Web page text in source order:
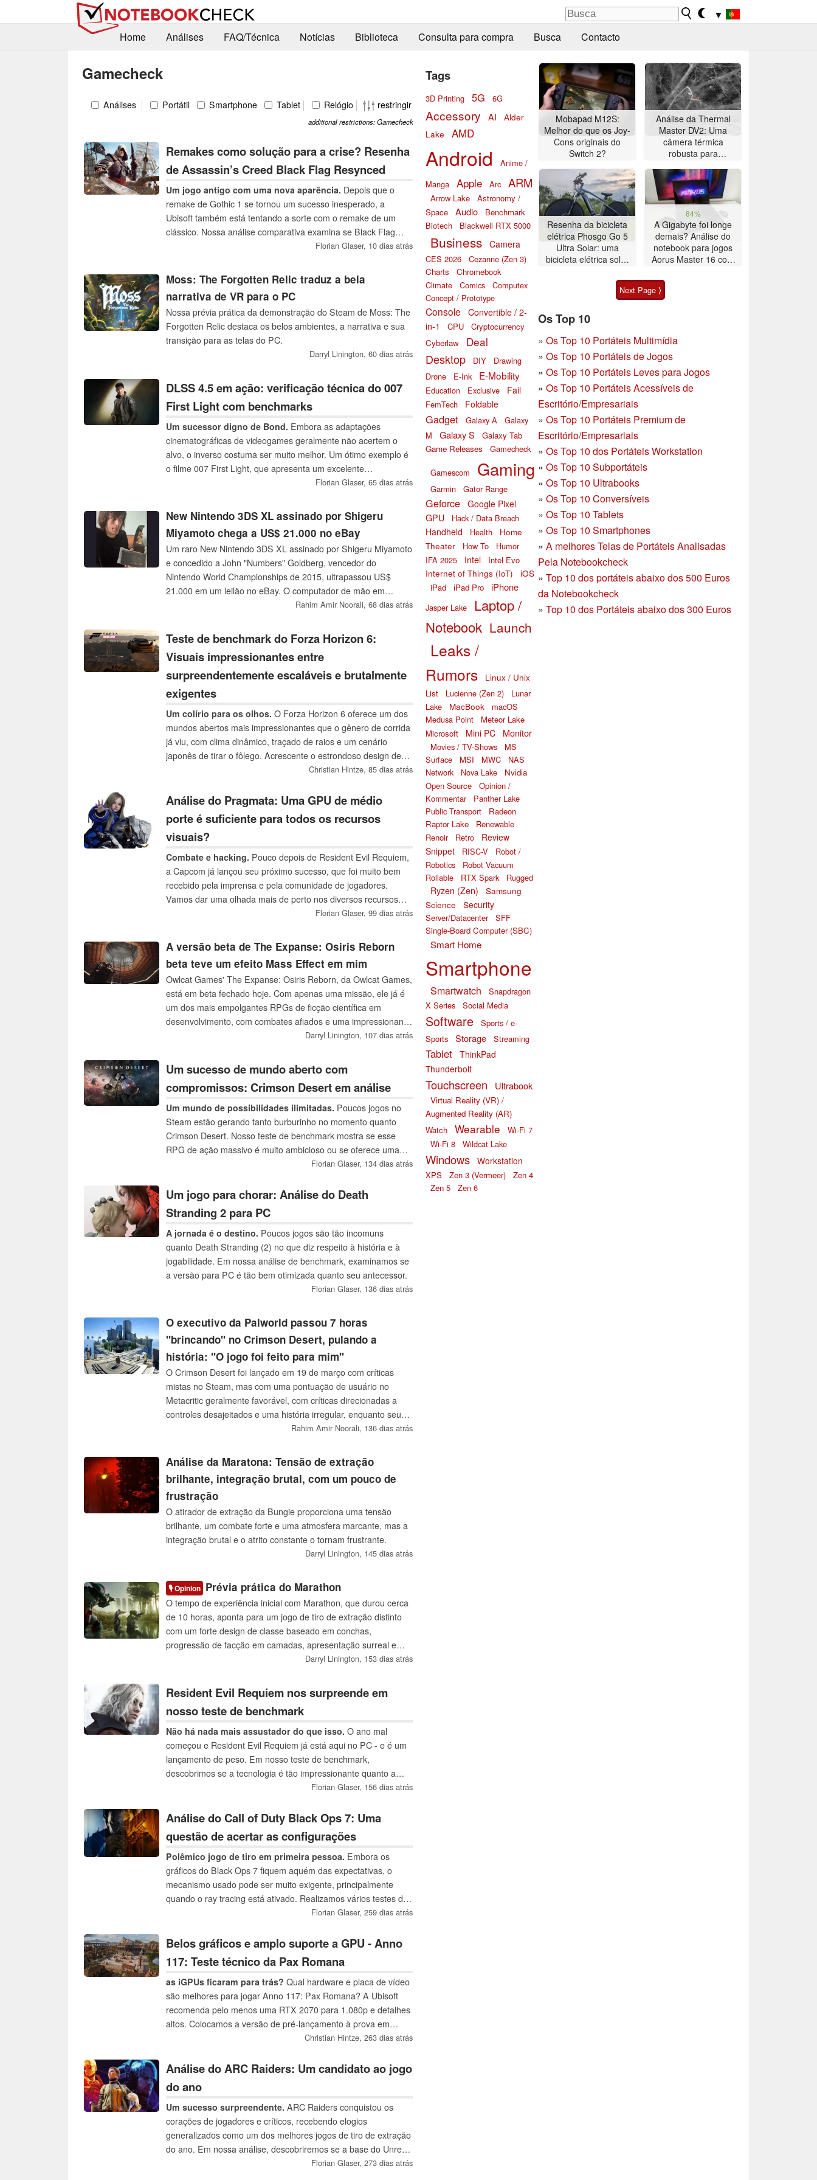
▼
Home
Análises FAQ/Técnica Notícias Biblioteca Consulta para compra Busca Contacto
Gamecheck
Análises Portátil Smartphone Tablet Relógio restringir
additional restrictions: Gamecheck
Remakes como solução para a crise? Resenha
de Assassin’s Creed Black Flag Resynced
Um jogo antigo com uma nova aparência. Depois que o
remake de Gothic 1 se tornou um sucesso inesperado, a
Ubisoft também está tentando a sorte com o remake de um
clássico. Nossa análise comparativa examina se Black Flag
Resynced cumpre o prometido em termos técnicos — e se
dificuldades.
Florian Glaser, 10 dias atrás
Moss: The Forgotten Relic traduz a bela
narrativa de VR para o PC
Nossa prévia prática da demonstração do Steam de Moss: The
Forgotten Relic destaca os belos ambientes, a narrativa e sua
transição para as telas do PC.
Darryl Linington, 60 dias atrás
DLSS 4.5 em ação: verificação técnica do 007
First Light com benchmarks
Um sucessor digno de Bond. Embora as adaptações
cinematográficas de videogames geralmente não acertem o
alvo, o inverso costuma ser muito melhor. Um ótimo exemplo é
o filme 007 First Light, que apresenta um excelente
desempenho. O que a jogabilidade e a tecnologia têm a
Florian Glaser, 65 dias atrás
New Nintendo 3DS XL assinado por Shigeru
Miyamoto chega a US$ 21.000 no eBay
Um raro New Nintendo 3DS XL assinado por Shigeru Miyamoto
e concedido a John "Numbers" Goldberg, vencedor do
Nintendo World Championships de 2015, ultrapassou US$
21.000 em um leilão no eBay. O computador de mão em
perfeitas condições, com a assinatura de Miyamoto e um
colecionadores devido à sua procedência e à raridade de
memorabilia da Nintendo assinada por Miyamoto.
Rahim Amir Noorali, 68 dias atrás
Teste de benchmark do Forza Horizon 6:
Visuais impressionantes entre
surpreendentemente escaláveis e brutalmente
exigentes
Um colírio para os olhos. O Forza Horizon 6 oferece um dos
mundos abertos mais impressionantes que o gênero de corrida
já viu, com clima dinâmico, traçado de raios e um cenário
japonês de tirar o fôlego. Acrescente o estrondoso design de
som do motor e o resultado é um verdadeiro título de exibição.
realmente exige? Nosso teste de benchmark revela quais
GPUs de laptop e desktop podem proporcionar taxas de
quadros suaves em Full HD, QHD e 4K.
Christian Hintze, 85 dias atrás
Análise do Pragmata: Uma GPU de médio
porte é suficiente para todos os recursos
visuais?
Combate e hacking. Pouco depois de Resident Evil Requiem,
a Capcom já lançou seu próximo sucesso, que foi muito bem
recebido pela imprensa e pela comunidade de jogadores.
Vamos dar uma olhada mais de perto nos diversos recursos
técnicos e examinar o desempenho do jogo.Florian Glaser, 99 dias atrás
A versão beta de The Expanse: Osiris Reborn
beta teve um efeito Mass Effect em mim
Owlcat Games' The Expanse: Osiris Reborn, da Owlcat Games,
está em beta fechado hoje. Com apenas uma missão, ele já é
um dos mais empolgantes RPGs de ficção científica em
desenvolvimento, com combates afiados e uma impressionante
Darryl Linington, 107 dias atrás
Um sucesso de mundo aberto com
compromissos: Crimson Desert em análise
Um mundo de possibilidades ilimitadas. Poucos jogos no
Steam estão gerando tanto burburinho no momento quanto
Crimson Desert. Nosso teste de benchmark mostra se esse
RPG de ação massivo é muito ambicioso ou se oferece uma
experiência surpreendentemente suave.Florian Glaser, 134 dias atrás
Um jogo para chorar: Análise do Death
Stranding 2 para PC
A jornada é o destino. Poucos jogos são tão incomuns
quanto Death Stranding (2) no que diz respeito à história e à
jogabilidade. Em nossa análise de benchmark, examinamos se
a versão para PC é tão bem otimizada quanto seu antecessor.
Florian Glaser, 136 dias atrás
O executivo da Palworld passou 7 horas
"brincando" no Crimson Desert, pulando a
história: "O jogo foi feito para mim"
O Crimson Desert foi lançado em 19 de março com críticas
mistas no Steam, mas com uma pontuação de usuário no
Metacritic geralmente favorável, com críticas direcionadas a
controles desajeitados e uma história irregular, enquanto seu
mundo aberto expansivo recebe elogios. O chefe de publicação
horas "brincando" e pulando a narrativa principal, chamando-o
de seu "jogo dos sonhos", enquanto a Pearl Abyss afirma que
os controles melhoram quando os jogadores se acostumam.
Rahim Amir Noorali, 136 dias atrás
Análise da Maratona: Tensão de extração
brilhante, integração brutal, com um pouco de
frustração
O atirador de extração da Bungie proporciona uma tensão
brilhante, um combate forte e uma atmosfera marcante, mas a
integração brutal e o atrito constante o tornam frustrante.
Darryl Linington, 145 dias atrás
🎙️ Opinion Prévia prática do Marathon
O tempo de experiência inicial com Marathon, que durou cerca
de 10 horas, aponta para um jogo de tiro de extração distinto
com um forte design de classe baseado em conchas,
progressão de facção em camadas, apresentação surreal e
uma interface de usuário densa que ainda precisa ser
Darryl Linington, 153 dias atrás
Resident Evil Requiem nos surpreende em
nosso teste de benchmark
Não há nada mais assustador do que isso. O ano mal
começou e Resident Evil Requiem já está aqui no PC - e é um
lançamento de peso. Em nosso teste de benchmark,
descobrimos se a tecnologia é tão impressionante quanto a
Florian Glaser, 156 dias atrás
Análise do Call of Duty Black Ops 7: Uma
questão de acertar as configurações
Polêmico jogo de tiro em primeira pessoa. Embora os
gráficos do Black Ops 7 fiquem aquém das expectativas, o
mecanismo usado pode ser muito exigente, principalmente
quando o ray tracing está ativado. Realizamos vários testes de
desempenho, incluindo o uso de upscaling e geração de
com o mais recente FPS da Activision.
Florian Glaser, 259 dias atrás
Belos gráficos e amplo suporte a GPU - Anno
117: Teste técnico da Pax Romana
as iGPUs ficaram para trás? Qual hardware e placa de vídeo
são melhores para jogar Anno 117: Pax Romana? A Ubisoft
recomenda pelo menos uma RTX 2070 para 1.080p e detalhes
altos. Colocamos a versão de pré-lançamento à prova em
Christian Hintze, 263 dias atrás
Análise do ARC Raiders: Um candidato ao jogo
do ano
Um sucesso surpreendente. ARC Raiders conquistou os
corações de jogadores e críticos, recebendo elogios
generalizados como um dos melhores jogos de tiro de extração
do ano. Em nossa análise, descobriremos se a base do Unreal
Engine 5 é tecnicamente satisfatória ou se, mais uma vez, o
Florian Glaser, 273 dias atrás
Tags
3D Printing 5G 6G
Accessory AI
Alder
Lake
AMD
Android
Anime /
Manga
Apple Arc ARM
Arrow Lake
Astronomy /
Space
Audio
Benchmark
Biotech
Blackwell RTX 5000
Business Camera
CES 2026
Cezanne (Zen 3)
Charts
Chromebook
Climate
Comics
Computex
Concept / Prototype
Console
Convertible / 2-
in-1
CPU
Cryptocurrency
Cyberlaw
Deal
Desktop DIY
Drawing
Drone
E-Ink E-Mobility
Education Exclusive Fail
FemTech Foldable
Gadget Galaxy A
Galaxy
M
Galaxy S
Galaxy Tab
Game Releases
Gamecheck
Gamescom Gaming
Garmin Gator Range
Geforce Google Pixel
GPU
Hack / Data Breach
Handheld Health
Home
Theater
How To
Humor
IFA 2025
Intel Intel Evo
Internet of Things (IoT) iOS
iPad iPad Pro iPhone
Jasper Lake
Laptop /
Notebook Launch
Leaks /
Rumors
Linux / Unix
List Lucienne (Zen 2)
Lunar
Lake
MacBook
macOS
Medusa Point
Meteor Lake
Microsoft
Mini PC Monitor
Movies / TV-Shows
MS
Surface
MSI MWC
NAS
Network
Nova Lake
Nvidia
Open Source
Opinion /
Kommentar
Panther Lake
Public Transport
Radeon
Raptor Lake
Renewable
Renoir
Retro
Review
Snippet
RISC-V
Robot /
Robotics
Robot Vacuum
Rollable
RTX Spark Rugged
Ryzen (Zen)
Samsung
Science
Security
Server/Datacenter
SFF
Single-Board Computer (SBC)
Smart Home
Smartphone
Smartwatch
Snapdragon
X Series
Social Media
Software
Sports / e-
Sports
Storage Streaming
Tablet ThinkPad
Thunderbolt
Touchscreen Ultrabook
Virtual Reality (VR) /
Augmented Reality (AR)
Watch
Wearable
Wi-Fi 7
Wi-Fi 8
Wildcat Lake
Windows Workstation
XPS Zen 3 (Vermeer)
Zen 4
Zen 5
Zen 6
Mobapad M12S:
Melhor do que os Joy-
Cons originais do
Switch 2?
Análise da Thermal
Master DV2: Uma
câmera térmica
robusta para
pássaros com tela
sensível ao toque de 5
polegadas
Resenha da bicicleta
elétrica Phosgo Go 5
Ultra Solar: uma
bicicleta elétrica solar
84%
A Gigabyte foi longe
demais? Análise do
notebook para jogos
Aorus Master 16 com
Next Page ⟩
Os Top 10
» Os Top 10 Portáteis Multimídia
» Os Top 10 Portáteis de Jogos
» Os Top 10 Portáteis Leves para Jogos
» Os Top 10 Portáteis Acessíveis de
Escritório/Empresariais
» Os Top 10 Portáteis Premium de
Escritório/Empresariais
» Os Top 10 dos Portáteis Workstation
» Os Top 10 Subportáteis
» Os Top 10 Ultrabooks
» Os Top 10 Conversíveis
» Os Top 10 Tablets
» Os Top 10 Smartphones
» A melhores Telas de Portáteis Analisadas
Pela Notebookcheck
» Top 10 dos portáteis abaixo dos 500 Euros
da Notebookcheck
» Top 10 dos Portáteis abaixo dos 300 Euros